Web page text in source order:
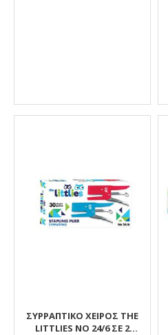
ΣΥΡΡΑΠΤΙΚΌ ΧΕΙΡΌΣ THE
LITTLIES NO 24/6 ΣΕ 2